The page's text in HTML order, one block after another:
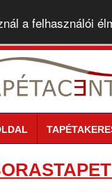
a felhasználói